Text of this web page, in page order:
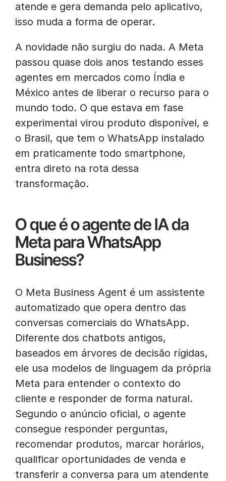
atende e gera demanda pelo aplicativo,
isso muda a forma de operar.
A novidade não surgiu do nada. A Meta
passou quase dois anos testando esses
agentes em mercados como Índia e
México antes de liberar o recurso para o
mundo todo. O que estava em fase
experimental virou produto disponível, e
o Brasil, que tem o WhatsApp instalado
em praticamente todo smartphone,
entra direto na rota dessa
transformação.
O que é o agente de IA da
Meta para WhatsApp
Business?
O Meta Business Agent é um assistente
automatizado que opera dentro das
conversas comerciais do WhatsApp.
Diferente dos chatbots antigos,
baseados em árvores de decisão rígidas,
ele usa modelos de linguagem da própria
Meta para entender o contexto do
cliente e responder de forma natural.
Segundo o anúncio oficial, o agente
consegue responder perguntas,
recomendar produtos, marcar horários,
qualificar oportunidades de venda e
transferir a conversa para um atendente